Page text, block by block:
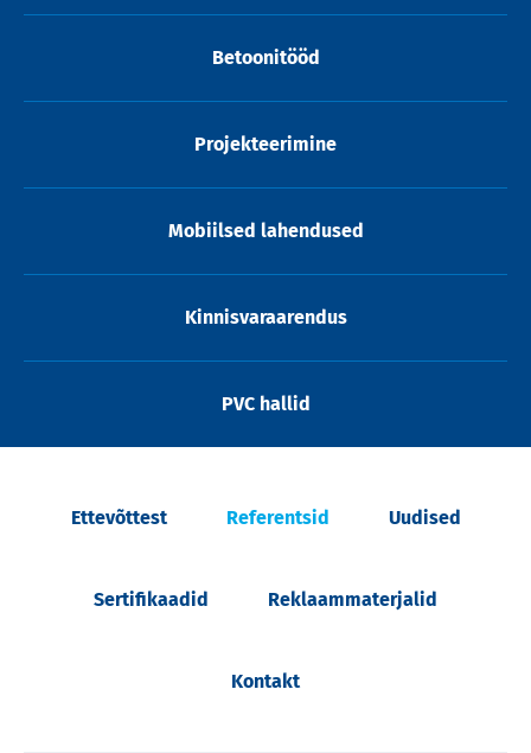
Betoonitööd
Projekteerimine
Mobiilsed lahendused
Kinnisvaraarendus
PVC hallid
Ettevõttest Referentsid Uudised
Sertifikaadid Reklaammaterjalid
Kontakt